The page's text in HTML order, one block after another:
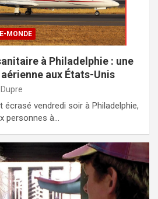
MONDE
à Philadelphie : une
aux États-Unis
écrasé vendredi soir à Philadelphie,
personnes à…